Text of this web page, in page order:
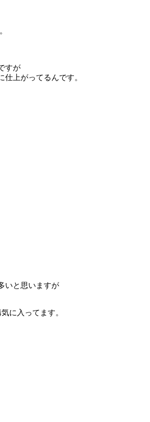
すが
上がってるんです。
いと思いますが
に入ってます。